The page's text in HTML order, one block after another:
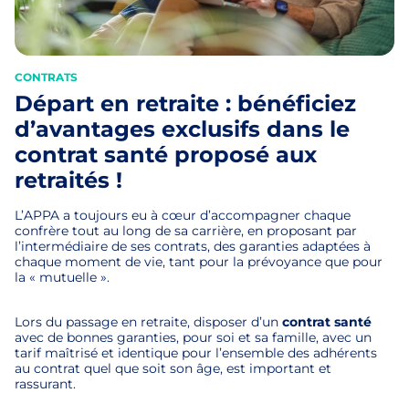
CONTRATS
Départ en retraite : bénéficiez
d’avantages exclusifs dans le
contrat santé proposé aux
retraités !
L’APPA a toujours eu à cœur d’accompagner chaque
confrère tout au long de sa carrière, en proposant par
l’intermédiaire de ses contrats, des garanties adaptées à
chaque moment de vie, tant pour la prévoyance que pour
la « mutuelle ».
Lors du passage en retraite, disposer d’un contrat santé
avec de bonnes garanties, pour soi et sa famille, avec un
tarif maîtrisé et identique pour l’ensemble des adhérents
au contrat quel que soit son âge, est important et
rassurant.